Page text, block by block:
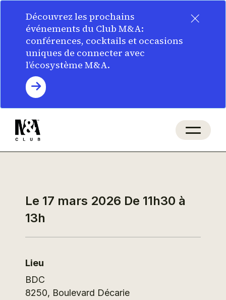
×
Découvrez les prochains
événements du Club M&A:
conférences, cocktails et occasions
uniques de connecter avec
l’écosystème M&A.
Le 17 mars 2026 De 11h30 à
13h
Lieu
BDC
8250, Boulevard Décarie